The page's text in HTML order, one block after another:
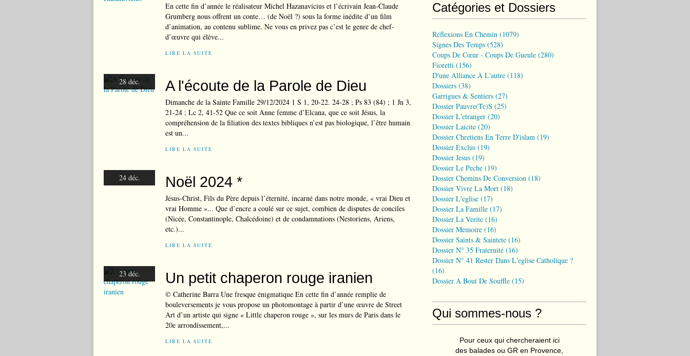
En cette fin d’année le réalisateur Michel Hazanavicius et l’écrivain Jean-Claude
Grumberg nous offrent un conte… (de Noël ?) sous la forme inédite d’un film
d’animation, au contenu sublime. Ne vous en privez pas c’est le genre de chef-
d’œuvre qui élève...
LIRE LA SUITE
28 déc. A l'écoute de la Parole de Dieu
Dimanche de la Sainte Famille 29/12/2024 1 S 1, 20-22. 24-28 ; Ps 83 (84) ; 1 Jn 3,
21-24 ; Lc 2, 41-52 Que ce soit Anne femme d’Elcana, que ce soit Jésus, la
compréhension de la filiation des textes bibliques n’est pas biologique, l’être humain
est un...
LIRE LA SUITE
24 déc. Noël 2024 *
Jésus-Christ, Fils du Père depuis l’éternité, incarné dans notre monde, « vrai Dieu et
vrai Homme »... Que d’encre a coulé sur ce sujet, combien de disputes de conciles
(Nicée, Constantinople, Chalcédoine) et de condamnations (Nestoriens, Ariens,
etc.)...
LIRE LA SUITE
23 déc. Un petit chaperon rouge iranien
© Catherine Barra Une fresque énigmatique En cette fin d’année remplie de
bouleversements je vous propose un photomontage à partir d’une œuvre de Street
Art d’un artiste qui signe « Little chaperon rouge », sur les murs de Paris dans le
20e arrondissement,...
LIRE LA SUITE
Catégories et Dossiers
Réflexions En Chemin (1079)
Signes Des Temps (528)
Coups De Cœur - Coups De Gueule (280)
Fioretti (156)
D'une Alliance À L'autre (118)
Dossiers (38)
Garrigues & Sentiers (27)
Dossier Pauvre(te)s (25)
Dossier L'etranger (20)
Dossier Laicite (20)
Dossier Chretiens En Terre D'islam (19)
Dossier Exclus (19)
Dossier Jesus (19)
Dossier Le Peche (19)
Dossier Chemins De Conversion (18)
Dossier Vivre La Mort (18)
Dossier L'eglise (17)
Dossier La Famille (17)
Dossier La Verite (16)
Dossier Memoire (16)
Dossier Saints & Saintete (16)
Dossier N° 35 Fraternité (16)
Dossier N° 41 Rester Dans L'eglise Catholique ?
(16)
Dossier A Bout De Souffle (15)
Qui sommes-nous ?
Pour ceux qui chercheraient ici
des balades ou GR en Provence,